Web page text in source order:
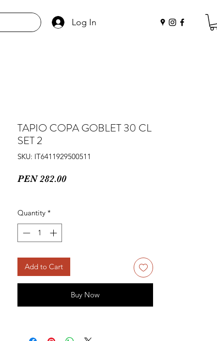
Log In
TAPIO COPA GOBLET 30 CL
SET 2
SKU: IT6411929500511
PEN 282.00Price
Quantity *
Add to Cart
Buy Now